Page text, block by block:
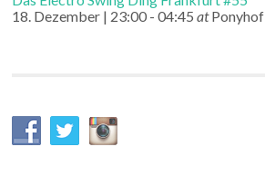
18. Dezember | 23:00 - 04:45 atPonyhof